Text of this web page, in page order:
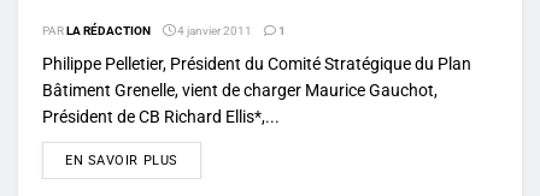
PARLA RÉDACTION 4 janvier 2011 1
Philippe Pelletier, Président du Comité Stratégique du Plan
Bâtiment Grenelle, vient de charger Maurice Gauchot,
Président de CB Richard Ellis*,...
EN SAVOIR PLUS